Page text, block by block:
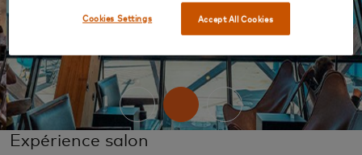
Expérience salon
Accept All Cookies
Cookies Settings